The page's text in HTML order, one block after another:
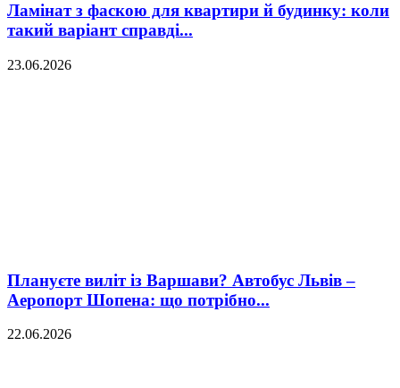
Ламінат з фаскою для квартири й будинку: коли
такий варіант справді...
23.06.2026
Плануєте виліт із Варшави? Автобус Львів –
Аеропорт Шопена: що потрібно...
22.06.2026